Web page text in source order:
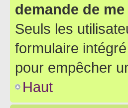
demande de
Seuls les
formulaire
pour empêcher
Haut